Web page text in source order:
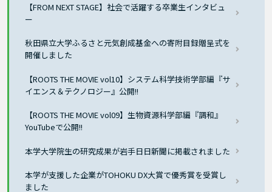
【FROM NEXT STAGE】社会で活躍する卒業生インタビュ
ー
秋田県立大学ふるさと元気創成基金への寄附目録贈呈式を
開催しました
【ROOTS THE MOVIE vol10】システム科学技術学部編『サ
イエンス＆テクノロジー』公開!!
【ROOTS THE MOVIE vol09】生物資源科学部編『調和』
YouTubeで公開!!
本学大学院生の研究成果が岩手日日新聞に掲載されました
本学が支援した企業がTOHOKU DX大賞で優秀賞を受賞し
ました